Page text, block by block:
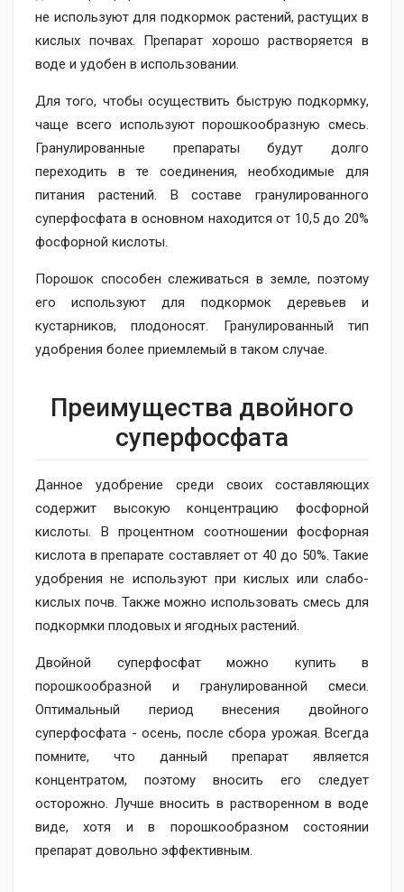
не используют для подкормок растений, растущих в
кислых почвах. Препарат хорошо растворяется в
воде и удобен в использовании.
Для того, чтобы осуществить быструю подкормку,
чаще всего используют порошкообразную смесь.
Гранулированные препараты будут долго
переходить в те соединения, необходимые для
питания растений. В составе гранулированного
суперфосфата в основном находится от 10,5 до 20%
фосфорной кислоты.
Порошок способен слеживаться в земле, поэтому
его используют для подкормок деревьев и
кустарников, плодоносят. Гранулированный тип
удобрения более приемлемый в таком случае.
Преимущества двойного
суперфосфата
Данное удобрение среди своих составляющих
содержит высокую концентрацию фосфорной
кислоты. В процентном соотношении фосфорная
кислота в препарате составляет от 40 до 50%. Такие
удобрения не используют при кислых или слабо-
кислых почв. Также можно использовать смесь для
подкормки плодовых и ягодных растений.
Двойной суперфосфат можно купить в
порошкообразной и гранулированной смеси.
Оптимальный период внесения двойного
суперфосфата - осень, после сбора урожая. Всегда
помните, что данный препарат является
концентратом, поэтому вносить его следует
осторожно. Лучше вносить в растворенном в воде
виде, хотя и в порошкообразном состоянии
препарат довольно эффективным.